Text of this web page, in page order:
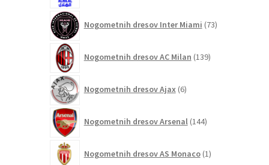
Nogometnih dresov Inter Miami 73izdelkov
Nogometnih dresov AC Milan 139izdelkov
Nogometnih dresov Ajax 6izdelkov
Nogometnih dresov Arsenal 144izdelkov
Nogometnih dresov AS Monaco 1izdelek